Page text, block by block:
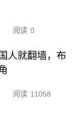
阅读 0
人就翻墙，布
阅读 11058